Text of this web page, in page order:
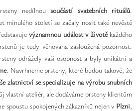
nedílnousoučástí svatebních rituálů.
minulého století se začaly nosit také nevěstě
významnou událost v životěkaždého
je tedy věnována zasloužená pozornost.
odrážely vaši osobnost a byly unikátní a
. Navrhneme prsteny, které budou takové, že
zlatnictví se specializuje na výrobu snubních
vlastní ateliér, ale dodáváme prsteny klientům
spoustu spokojených zákazníků nejen v Plzni,